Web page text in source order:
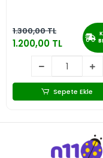
1.300,00 TL
1.200,00 TL
Sepete Ekle